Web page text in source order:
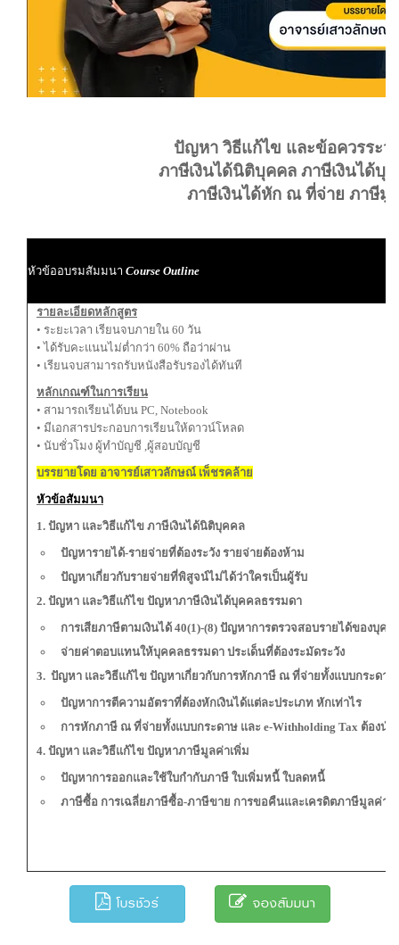
ปัญหา วิธีแก้ไข และข้อควรระวั
ภาษีเงินได้นิติบุคคล ภาษีเงินได้บุ
ภาษีเงินได้หัก ณ ที่จ่าย ภาษีมู
หัวข้ออบรมสัมมนา Course Outline
รายละเอียดหลักสูตร
• ระยะเวลา เรียนจบภายใน 60 วัน
• ได้รับคะแนนไม่ต่ำกว่า 60% ถือว่าผ่าน
• เรียนจบสามารถรับหนังสือรับรองได้ทันที
หลักเกณฑ์ในการเรียน
• สามารถเรียนได้บน PC, Notebook
• มีเอกสารประกอบการเรียนให้ดาวน์โหลด
• นับชั่วโมง ผู้ทำบัญชี ,ผู้สอบบัญชี
บรรยายโดย อาจารย์เสาวลักษณ์ เพ็ชรคล้าย
หัวข้อสัมมนา
1. ปัญหา และวิธีแก้ไข ภาษีเงินได้นิติบุคคล
ปัญหารายได้-รายจ่ายที่ต้องระวัง รายจ่ายต้องห้าม
ปัญหาเกี่ยวกับรายจ่ายที่พิสูจน์ไม่ได้ว่าใครเป็นผู้รับ
2. ปัญหา และวิธีแก้ไข ปัญหาภาษีเงินได้บุคคลธรรมดา
การเสียภาษีตามเงินได้ 40(1)-(8) ปัญหาการตรวจสอบรายได้ของบุค
จ่ายค่าตอบแทนให้บุคคลธรรมดา ประเด็นที่ต้องระมัดระวัง
3. ปัญหา และวิธีแก้ไข ปัญหาเกี่ยวกับการหักภาษี ณ ที่จ่ายทั้งแบบกระดาษ
ปัญหาการตีความอัตราที่ต้องหักเงินได้แต่ละประเภท หักเท่าไร
การหักภาษี ณ ที่จ่ายทั้งแบบกระดาษ และ e-Withholding Tax ต้องนำ
4. ปัญหา และวิธีแก้ไข ปัญหาภาษีมูลค่าเพิ่ม
ปัญหาการออกและใช้ใบกำกับภาษี ใบเพิ่มหนี้ ใบลดหนี้
ภาษีซื้อ การเฉลี่ยภาษีซื้อ-ภาษีขาย การขอคืนและเครดิตภาษีมูลค่าเ
โบรชัวร์ จองสัมมนา